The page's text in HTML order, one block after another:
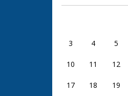
3 4 5
10 11 12
17 18 19